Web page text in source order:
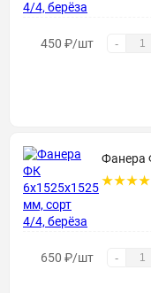
450 ₽/шт -
Фанера
650 ₽/шт -